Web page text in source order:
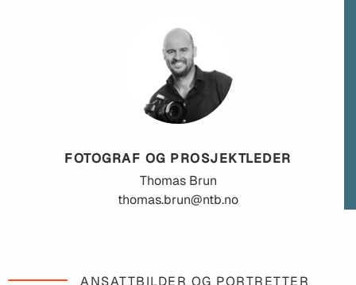
FOTOGRAF OG PROSJEKTLEDER
Thomas Brun
thomas.brun@ntb.no